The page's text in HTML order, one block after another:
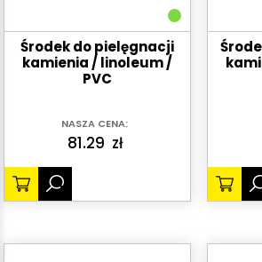
Środek do pielęgnacji
kamienia / linoleum /
PVC
NASZA CENA:
81.29 zł